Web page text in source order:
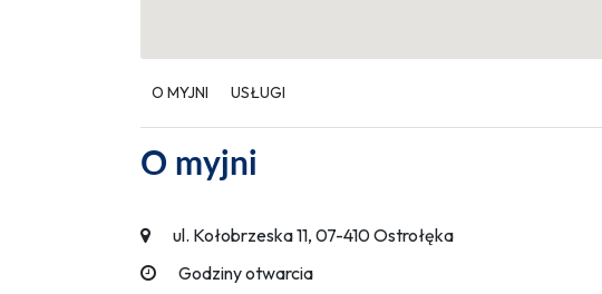
O MYJNI USŁUGI
O myjni
ul. Kołobrzeska 11, 07-410 Ostrołęka
Godziny otwarcia